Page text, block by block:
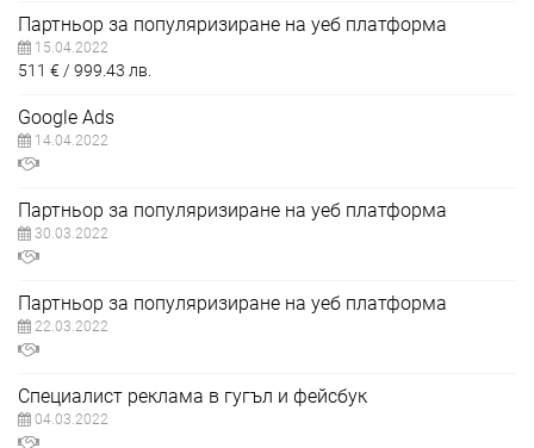
Партньор за популяризиране на уеб платформа
15.04.2022
511 € 999.43 лв.
Google Ads
14.04.2022
Партньор за популяризиране на уеб платформа
30.03.2022
Партньор за популяризиране на уеб платформа
22.03.2022
Специалист реклама в гугъл и фейсбук
04.03.2022